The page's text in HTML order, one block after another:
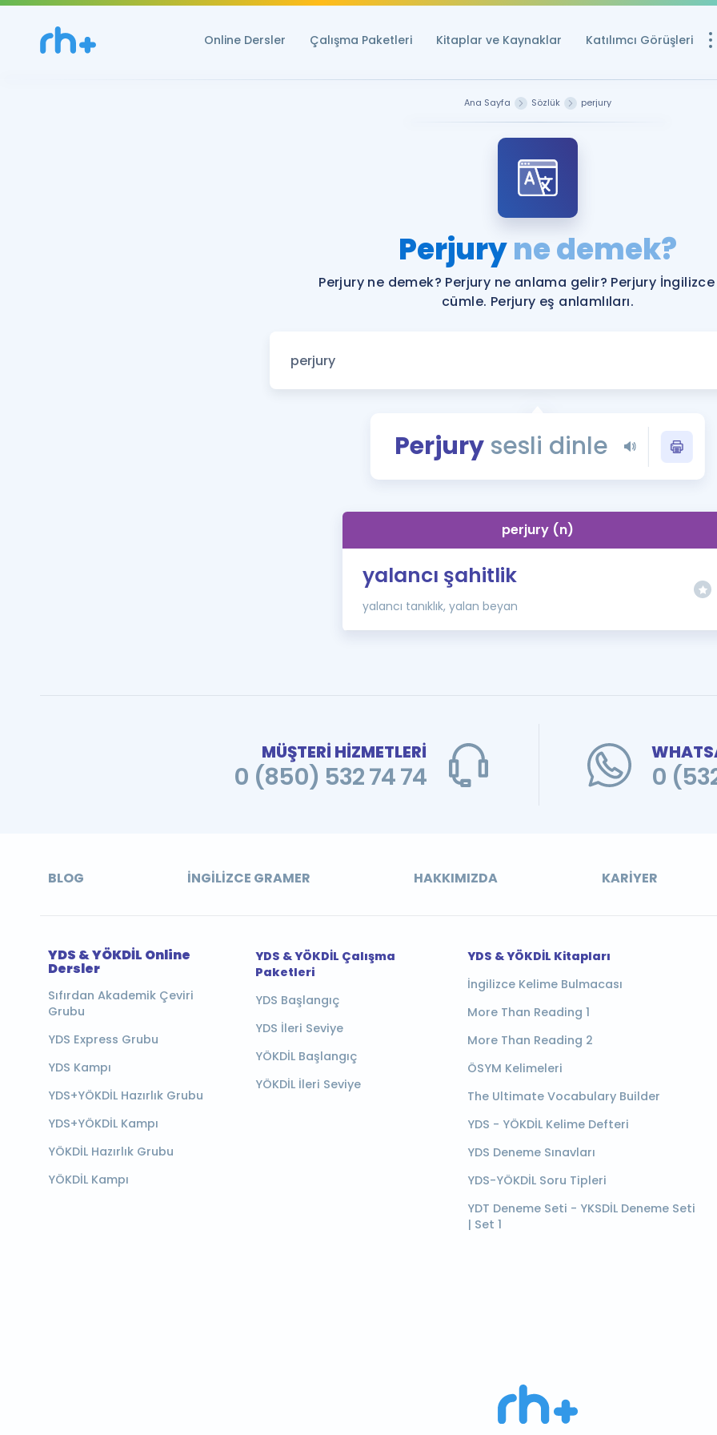
Online Dersler Çalışma Paketleri Kitaplar ve Kaynaklar Katılımcı Görüşleri
YDS ve YÖKDİL
Rehberlik Aracı
YDS ve YÖKDİL'e
Tüm ÖSYM
YDS - YÖKDİL
İngilizce Gramer
Ana Sayfa Sözlük perjury
Perjuryne demek?
Perjury ne demek? Perjury ne anlama gelir? Perjury
cümle. Perjury eş anlamlıları.
Perjurysesli dinle
perjury (n)
yalancı şahitlik
yalancı tanıklık, yalan beyan
MÜŞTERİ HİZMETLERİ
0 (850) 532 74 74 0
BLOG İNGILIZCE GRAMER HAKKIMIZDA KARIYER
YDS & YÖKDİL Online
Dersler
Sıfırdan Akademik Çeviri
Grubu
YDS Express Grubu
YDS Kampı
YDS+YÖKDİL Hazırlık Grubu
YDS+YÖKDİL Kampı
YÖKDİL Hazırlık Grubu
YÖKDİL Kampı
YDS & YÖKDİL Çalışma
Paketleri
YDS Başlangıç
YDS İleri Seviye
YÖKDİL Başlangıç
YÖKDİL İleri Seviye
YDS & YÖKDİL Kitapları
İngilizce Kelime Bulmacası
More Than Reading 1
More Than Reading 2
ÖSYM Kelimeleri
The Ultimate Vocabulary Builder
YDS - YÖKDİL Kelime Defteri
YDS Deneme Sınavları
YDS-YÖKDİL Soru Tipleri
YDT Deneme Seti - YKSDİL Deneme Seti
| Set 1